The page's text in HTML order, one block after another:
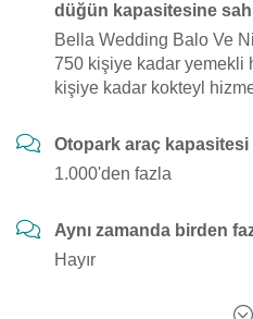
düğün kapasitesine
Bella Wedding Balo Ve
750 kişiye kadar yemekli
kişiye kadar kokteyl
Otopark araç kapasitesi
1.000'den fazla
Aynı zamanda birden
Hayır